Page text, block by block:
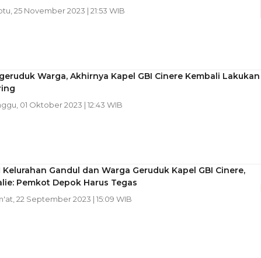
25 November 2023 | 21:53 WIB
Warga, Akhirnya Kapel GBI Cinere Kembali Lakukan
01 Oktober 2023 | 12:43 WIB
Kelurahan Gandul dan Warga Geruduk Kapel GBI Cinere,
Pemkot Depok Harus Tegas
22 September 2023 | 15:09 WIB